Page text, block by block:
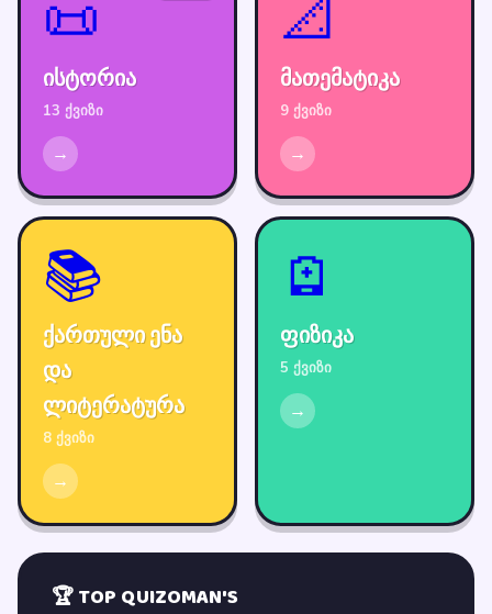
📜
ისტორია
13 ქვიზი
→
📐
მათემატიკა
9 ქვიზი
→
📚
ქართული ენა
და
ლიტერატურა
8 ქვიზი
→
🪫
ფიზიკა
5 ქვიზი
→
🏆 TOP QUIZOMAN'S